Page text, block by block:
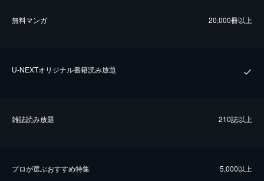
無料マンガ 20,000冊以上
U-NEXTオリジナル書籍読み放題
雑誌読み放題 210誌以上
プロが選ぶおすすめ特集 5,000以上